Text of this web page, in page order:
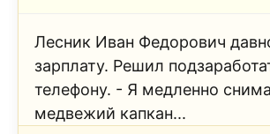
​Лесник Иван Федорович
зарплату. Решил
телефону. - Я медленно
медвежий капкан...